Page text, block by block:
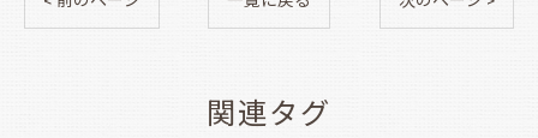
関連タグ